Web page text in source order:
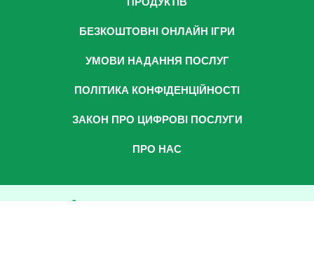
БЕЗКОШТОВНІ ОНЛАЙН ІГРИ
УМОВИ НАДАННЯ ПОСЛУГ
ПОЛІТИКА КОНФІДЕНЦІЙНОСТІ
ЗАКОН ПРО ЦИФРОВІ ПОСЛУГИ
ПРО НАС